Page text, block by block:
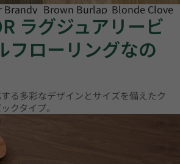
Brandy Brown Burlap Blonde Clove
ラグジュアリービ
フローリングなの
る多彩なデザインとサイズを備えたク
クタイプ。